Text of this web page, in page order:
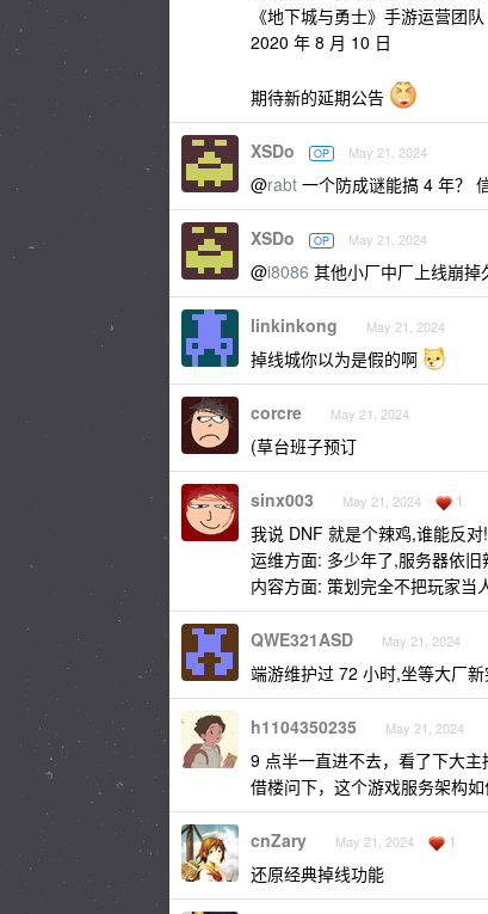
《地下城与勇士》手游运营团队
2020 年 8 月 10 日
期待新的延期公告
XSDo OP May 21, 2024
@rabt 一个防成谜能搞 4 年？
XSDo OP May 21, 2024
@i8086 其他小厂中厂上线崩
linkinkong May 21, 2024
掉线城你以为是假的啊
corcre May 21, 2024
(草台班子预订
sinx003 May 21, 2024 1
我说 DNF 就是个辣鸡,谁能反对
运维方面: 多少年了,服务器依旧
内容方面: 策划完全不把玩家当
QWE321ASD May 21, 2024
端游维护过 72 小时,坐等大厂
h1104350235 May 21, 2024
9 点半一直进不去，看了下大主
借楼问下，这个游戏服务架构
cnZary May 21, 2024 1
还原经典掉线功能